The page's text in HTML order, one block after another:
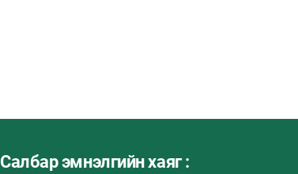
Салбар эмнэлгийн хаяг :